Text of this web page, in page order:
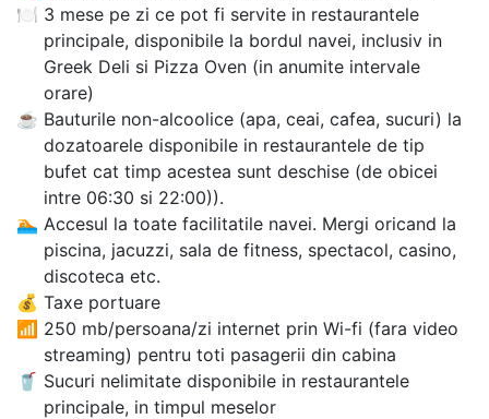
🍽 3 mese pe zi ce pot fi servite in restaurantele
principale, disponibile la bordul navei, inclusiv in
Greek Deli si Pizza Oven (in anumite intervale
orare)
☕ Bauturile non-alcoolice (apa, ceai, cafea, sucuri) la
dozatoarele disponibile in restaurantele de tip
bufet cat timp acestea sunt deschise (de obicei
intre 06:30 si 22:00)).
🏊‍ Accesul la toate facilitatile navei. Mergi oricand la
piscina, jacuzzi, sala de fitness, spectacol, casino,
discoteca etc.
💰 Taxe portuare
📶 250 mb/persoana/zi internet prin Wi-fi (fara video
streaming) pentru toti pasagerii din cabina
🥤 Sucuri nelimitate disponibile in restaurantele
principale, in timpul meselor